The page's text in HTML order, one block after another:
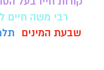
רבי משה חיים
שבעת המינים